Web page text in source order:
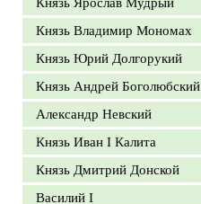
Князь Владимир Мономах
Князь Юрий Долгорукий
Князь Андрей Боголюбский
Александр Невский
Князь Иван I Калита
Князь Дмитрий Донской
Василий I